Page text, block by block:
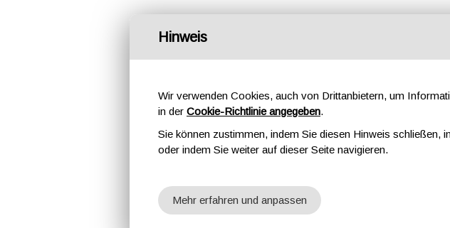
Hinweis
Wir verwenden Cookies, auch von Drittanbietern, um
in der Cookie-Richtlinie angegeben.
Sie können zustimmen, indem Sie diesen Hinweis schließen,
oder indem Sie weiter auf dieser Seite navigieren.
Mehr erfahren und anpassen